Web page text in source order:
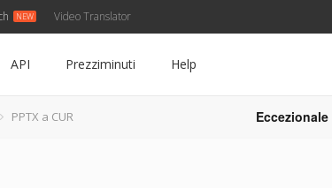
Video Translator
API Prezziminuti Help
PPTX a CUR Eccezionale